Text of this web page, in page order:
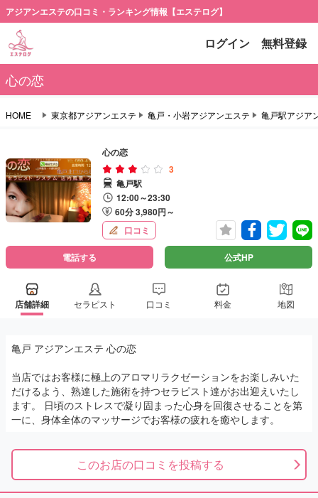
アジアンエステの口コミ・ランキング情報【エステログ】
ログイン 無料登録
心の恋
HOME 東京都アジアンエステ 亀戸・小岩アジアンエステ 亀戸駅アジア
心の恋
3
亀戸駅
12:00～23:30
60分 3,980円～
口コミ
電話する 公式HP
店舗詳細 セラピスト 口コミ 料金 地図
亀戸 アジアンエステ 心の恋
当店ではお客様に極上のアロマリラクゼーションをお楽しみいた
だけるよう、熟達した施術を持つセラピスト達がお出迎えいたし
ます。 日頃のストレスで凝り固まった心身を回復させることを第
一に、身体全体のマッサージでお客様の疲れを癒やします。
このお店の口コミを投稿する